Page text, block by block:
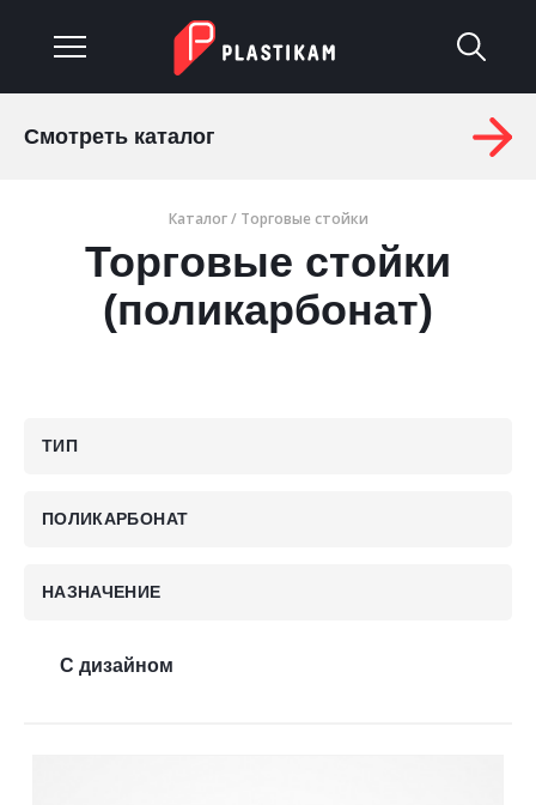
Услуги
Изделия на заказ
Оплата и доставка
Гарантия
Отправить заявку
Смотреть каталог
Каталог/ Торговые стойки
Торговые стойки
(поликарбонат)
ТИП
ПОЛИКАРБОНАТ
НАЗНАЧЕНИЕ
С дизайном